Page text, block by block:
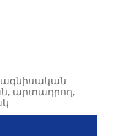
արտադրող,